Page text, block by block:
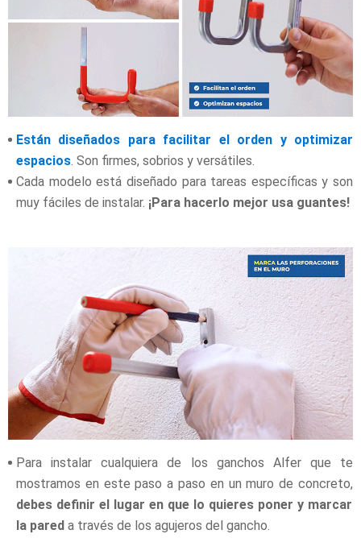
Están diseñados para facilitar el orden y optimizar
espacios. Son firmes, sobrios y versátiles.
Cada modelo está diseñado para tareas específicas y son
muy fáciles de instalar. ¡Para hacerlo mejor usa guantes!
Para instalar cualquiera de los ganchos Alfer que te
mostramos en este paso a paso en un muro de concreto,
debes definir el lugar en que lo quieres poner y marcar
la pared a través de los agujeros del gancho.